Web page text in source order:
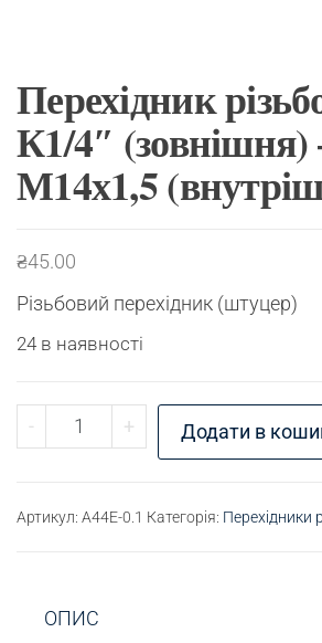
Перехідник
К1/4″ (зовнішня)
М14х1,5
₴45.00
Різьбовий перехідник (штуцер)
24 в наявності
- Перехідник різьбовий К1/4"
+ Додати в
Артикул: A44E-0.1 Категорія: Перехідники
ОПИС